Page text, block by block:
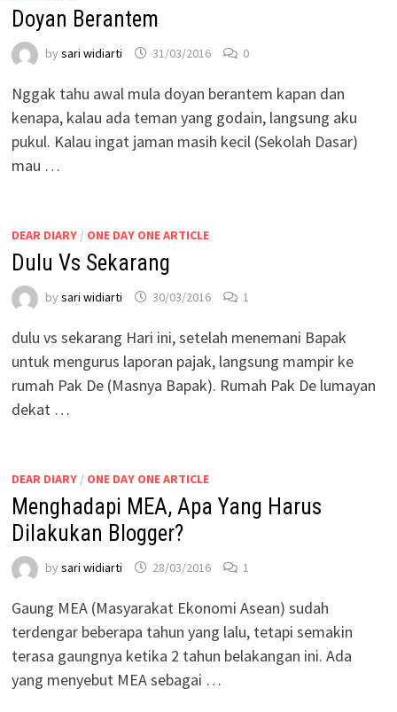
Doyan Berantem
by sari widiarti 31/03/2016 0
Nggak tahu awal mula doyan berantem kapan dan
kenapa, kalau ada teman yang godain, langsung aku
pukul. Kalau ingat jaman masih kecil (Sekolah Dasar)
mau …
DEAR DIARY/ ONE DAY ONE ARTICLE
Dulu Vs Sekarang
by sari widiarti 30/03/2016 1
dulu vs sekarang Hari ini, setelah menemani Bapak
untuk mengurus laporan pajak, langsung mampir ke
rumah Pak De (Masnya Bapak). Rumah Pak De lumayan
dekat …
DEAR DIARY/ ONE DAY ONE ARTICLE
Menghadapi MEA, Apa Yang Harus
Dilakukan Blogger?
by sari widiarti 28/03/2016 1
Gaung MEA (Masyarakat Ekonomi Asean) sudah
terdengar beberapa tahun yang lalu, tetapi semakin
terasa gaungnya ketika 2 tahun belakangan ini. Ada
yang menyebut MEA sebagai …